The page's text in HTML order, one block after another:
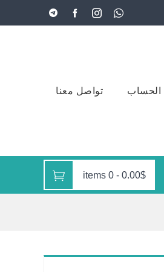
الحساب تواصل معنا
0.00$
-
0 items